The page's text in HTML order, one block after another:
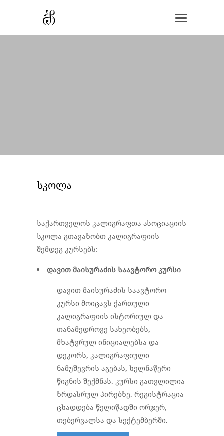
სკოლა
საქართველოს კალიგრაფთა ასოციაციის
სკოლა გთავაზობთ კალიგრაფიის
შემდეგ კურსებს:
დავით მაისურაძის საავტორო კურსი
დავით მაისურაძის საავტორო
კურსი მოიცავს ქართული
კალიგრაფიის ისტორიულ და
თანამედროვე სახეობებს,
მხატვრულ ინიციალებსა და
დეკორს, კალიგრაფიული
ნამუშევრის აგებას, ხელნაწერი
წიგნის შექმნას. კურსი გათვლილია
ზრდასრულ პირებზე. რეგისტრაცია
ცხადდება წელიწადში ორჯერ,
თებერვალსა და სექტემბერში.